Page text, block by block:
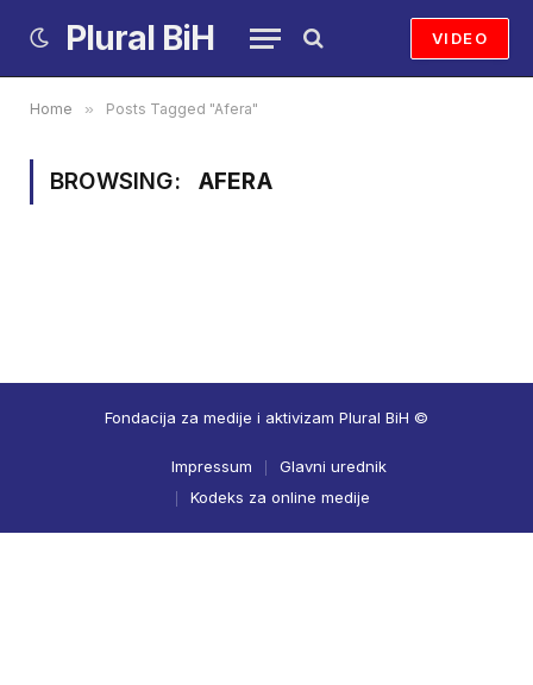
Plural BiH VIDEO
Home » Posts Tagged "Afera"
BROWSING: AFERA
Fondacija za medije i aktivizam Plural BiH ©
Impressum
Glavni urednik
Kodeks za online medije